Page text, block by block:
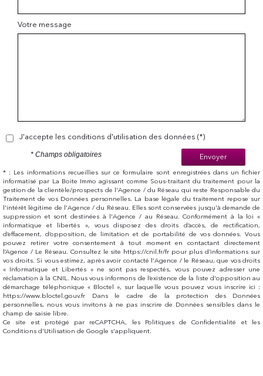
Votre message
J'accepte les conditions d'utilisation des données (*)
Envoyer
* Champs obligatoires
* : Les informations recueillies sur ce formulaire sont enregistrées dans un fichier
informatisé par La Boite Immo agissant comme Sous-traitant du traitement pour la
gestion de la clientèle/prospects de l'Agence / du Réseau qui reste Responsable du
Traitement de vos Données personnelles. La base légale du traitement repose sur
l'intérêt légitime de l'Agence / du Réseau. Elles sont conservées jusqu'à demande de
suppression et sont destinées à l'Agence / au Réseau. Conformément à la loi «
informatique et libertés », vous disposez des droits d’accès, de rectification,
d’effacement, d’opposition, de limitation et de portabilité de vos données. Vous
pouvez retirer votre consentement à tout moment en contactant directement
l’Agence / Le Réseau. Consultez le site https://cnil.fr/fr pour plus d’informations sur
vos droits. Si vous estimez, après avoir contacté l'Agence / le Réseau, que vos droits
« Informatique et Libertés » ne sont pas respectés, vous pouvez adresser une
réclamation à la CNIL. Nous vous informons de l’existence de la liste d'opposition au
démarchage téléphonique « Bloctel », sur laquelle vous pouvez vous inscrire ici :
https://www.bloctel.gouv.fr Dans le cadre de la protection des Données
personnelles, nous vous invitons à ne pas inscrire de Données sensibles dans le
champ de saisie libre.
Ce site est protégé par reCAPTCHA, les Politiques de Confidentialité
et les
Conditions d'Utilisation de Google s'appliquent.